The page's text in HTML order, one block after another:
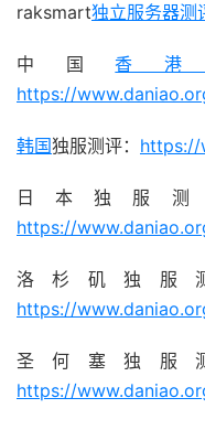
raksmart独立服务器测
中国 香
https://
韩国独服测评： https://
日本独服
https://
洛杉矶独服
https://
圣何塞独服
https://